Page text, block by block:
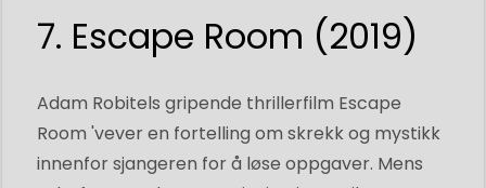
7. Escape Room (2019)
Adam Robitels gripende thrillerfilm Escape
Room 'vever en fortelling om skrekk og mystikk
innenfor sjangeren for å løse oppgaver. Mens